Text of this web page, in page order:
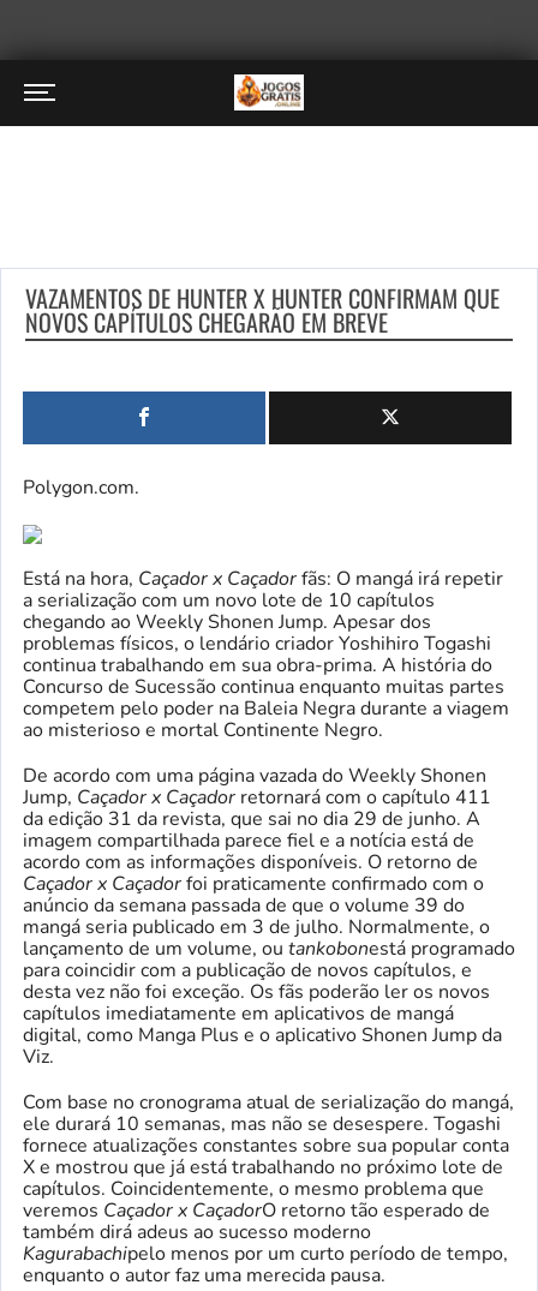
VAZAMENTOS DE HUNTER X HUNTER CONFIRMAM QUE
NOVOS CAPÍTULOS CHEGARÃO EM BREVE
Polygon.com.
Está na hora, Caçador x Caçadorfãs: O mangá irá repetir
a serialização com um novo lote de 10 capítulos
chegando ao Weekly Shonen Jump. Apesar dos
problemas físicos, o lendário criador Yoshihiro Togashi
continua trabalhando em sua obra-prima. A história do
Concurso de Sucessão continua enquanto muitas partes
competem pelo poder na Baleia Negra durante a viagem
ao misterioso e mortal Continente Negro.
De acordo com uma página vazada do Weekly Shonen
Jump, Caçador x Caçador retornará com o capítulo 411
da edição 31 da revista, que sai no dia 29 de junho. A
imagem compartilhada parece fiel e a notícia está de
acordo com as informações disponíveis. O retorno de
Caçador x Caçadorfoi praticamente confirmado com o
anúncio da semana passada de que o volume 39 do
mangá seria publicado em 3 de julho. Normalmente, o
lançamento de um volume, ou tankobonestá programado
para coincidir com a publicação de novos capítulos, e
desta vez não foi exceção. Os fãs poderão ler os novos
capítulos imediatamente em aplicativos de mangá
digital, como Manga Plus e o aplicativo Shonen Jump da
Viz.
Com base no cronograma atual de serialização do mangá,
ele durará 10 semanas, mas não se desespere. Togashi
fornece atualizações constantes sobre sua popular conta
X e mostrou que já está trabalhando no próximo lote de
capítulos. Coincidentemente, o mesmo problema que
veremos Caçador x Caçador​​​​​​O retorno tão esperado de
também dirá adeus ao sucesso moderno
Kagurabachipelo menos por um curto período de tempo,
enquanto o autor faz uma merecida pausa.